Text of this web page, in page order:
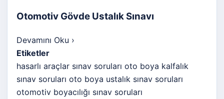
Otomotiv Gövde Ustalık Sınavı
Devamını Oku ›
Etiketler
hasarlı araçlar sınav soruları oto boya kalfalık
sınav soruları oto boya ustalık sınav soruları
otomotiv boyacılığı sınav soruları